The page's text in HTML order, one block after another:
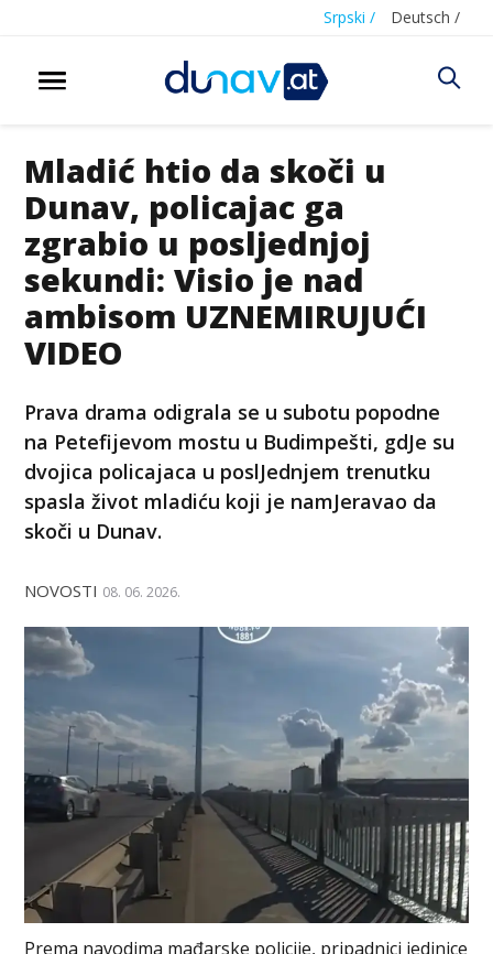
Srpski / Deutsch /
Mladić htio da skoči u
Dunav, policajac ga
zgrabio u posljednjoj
sekundi: Visio je nad
ambisom UZNEMIRUJUĆI
VIDEO
Prava drama odigrala se u subotu popodne
na Petefijevom mostu u Budimpešti, gdJe su
dvojica policajaca u poslJednjem trenutku
spasla život mladiću koji je namJeravao da
skoči u Dunav.
NOVOSTI 08. 06. 2026.
Prema navodima mađarske policije, pripadnici jedinice